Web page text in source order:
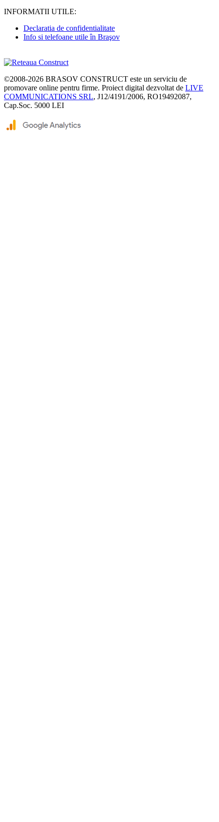
INFORMATII UTILE:
Declaratia de confidentialitate
Info si telefoane utile în Braşov
©2008-2026 BRASOV CONSTRUCT este un serviciu de
promovare online pentru firme. Proiect digital dezvoltat de LIVE
COMMUNICATIONS SRL, J12/4191/2006, RO19492087,
Cap.Soc. 5000 LEI